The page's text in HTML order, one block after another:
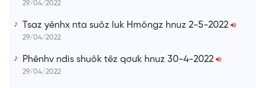
29/04/2022
Tsaz yênhx nta suôz luk Hmôngz hnuz 2-5-2022
29/04/2022
Phênhv ndis shuôk têz qơưk hnuz 30-4-2022
29/04/2022